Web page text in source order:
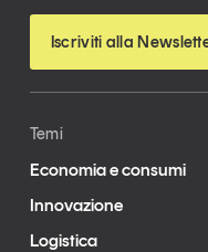
Tendenze
Leggi il magazine
Iscriviti alla
Temi
Economia e consumi
Innovazione
Logistica